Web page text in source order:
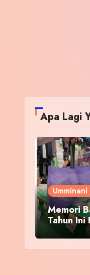
Apa Lagi
Memori
Tahun
Kembali
Hari-